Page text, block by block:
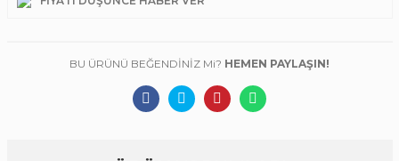
BU ÜRÜNÜ BEĞENDİNİZ Mi? HEMEN PAYLAŞIN!